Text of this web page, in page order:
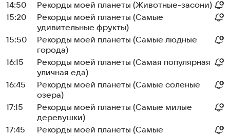
14:50
Рекорды моей планеты (Животные-засони)
15:20
Рекорды моей планеты (Самые
удивительные фрукты)
15:50
Рекорды моей планеты (Самые людные
города)
16:15
Рекорды моей планеты (Самая популярная
уличная еда)
16:45
Рекорды моей планеты (Самые соленые
озера)
17:15
Рекорды моей планеты (Самые милые
деревушки)
17:45
Рекорды моей планеты (Самые